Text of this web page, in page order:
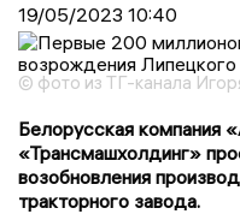
19/05/2023 10:40
© фото из ТГ-канала
Белорусская компания
«Трансмашхолдинг»
возобновления
тракторного завода.